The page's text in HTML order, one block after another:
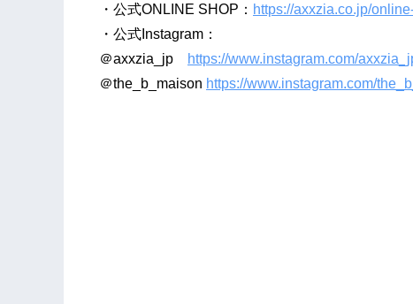
・公式ONLINE SHOP： https://axxzia.co.jp/
・公式Instagram：
＠axxzia_jp
https://www.instagram.com/
＠the_b_maison https://www.instagram.com/